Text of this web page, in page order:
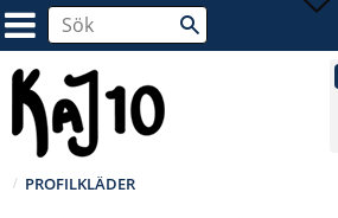
PROFILKLÄDER